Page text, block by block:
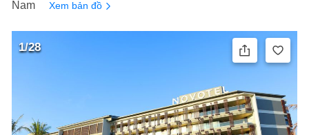
Nam
Xem bản đồ
1/28